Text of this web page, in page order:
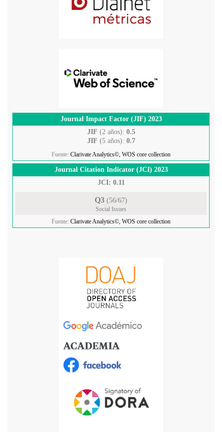
Journal Impact Factor (JIF) 2023
JIF (2 años): 0.5
JIF (5 años): 0.7
Fuente: Clarivate Analytics©, WOS core collection
Journal Citation Indicator (JCI) 2023
JCI: 0.11
Q3 (56/67)
Social Issues
Fuente: Clarivate Analytics©, WOS core collection